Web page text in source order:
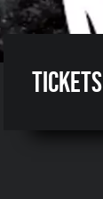
Tickets